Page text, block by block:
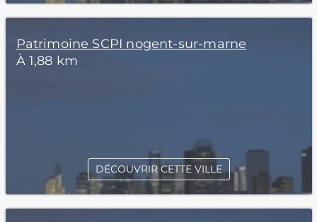
Patrimoine SCPI nogent-sur-marne
À 1,88 km
DÉCOUVRIR CETTE VILLE